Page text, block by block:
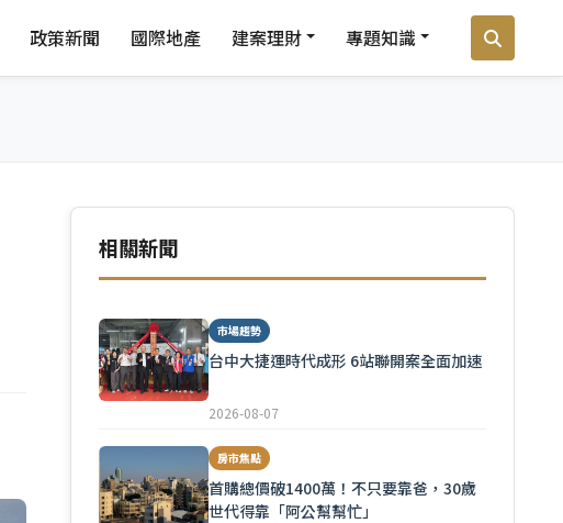
政策新聞 國際地產 建案理財 專題知識
相關新聞
市場趨勢
台中大捷運時代成形 6站聯開案全面加速
2026-08-07
房市焦點
首購總價破1400萬！不只要靠爸，30歲
世代得靠「阿公幫幫忙」